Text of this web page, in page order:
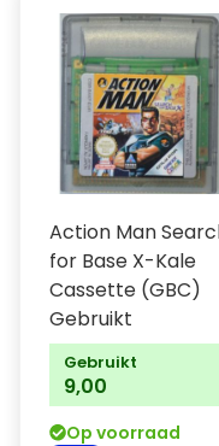
Action Man
for Base X-Kale
Cassette (GBC)
Gebruikt
Gebruikt
9,00
Op voorraad